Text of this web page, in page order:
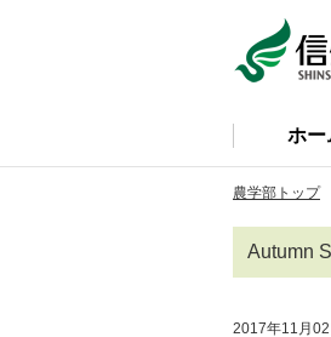
ホー
農学部トップ
Autumn
2017年11月02